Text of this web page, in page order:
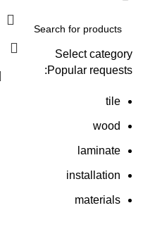
Select category
Popular requests:
tile
wood
laminate
installation
materials